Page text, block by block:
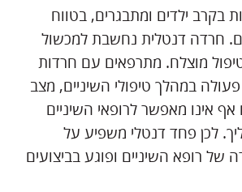
בקרב ילדים ומתבגרים, בטווח
5 אחוזים. חרדה דנטלית נחשבת למכשול
מוצלח. מתרפאים עם חרדות
במהלך טיפולי השיניים, מצב
אינו מאפשר לרופאי השיניים
לכן פחד דנטלי משפיע על
של רופא השיניים ופוגע בביצועים